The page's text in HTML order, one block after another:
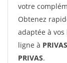
votre
Obtenez
adaptée à vos
ligne à
PRIVAS.